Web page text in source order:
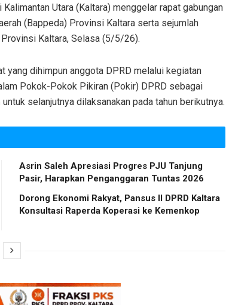
Utara (Kaltara) menggelar rapat gabungan
(Bappeda) Provinsi Kaltara serta sejumlah
Kaltara, Selasa (5/5/26).
yang dihimpun anggota DPRD melalui kegiatan
Pokok-Pokok Pikiran (Pokir) DPRD sebagai
selanjutnya dilaksanakan pada tahun berikutnya.
Asrin Saleh Apresiasi Progres PJU Tanjung
Pasir, Harapkan Penganggaran Tuntas 2026
Dorong Ekonomi Rakyat, Pansus II DPRD Kaltara
Konsultasi Raperda Koperasi ke Kemenkop